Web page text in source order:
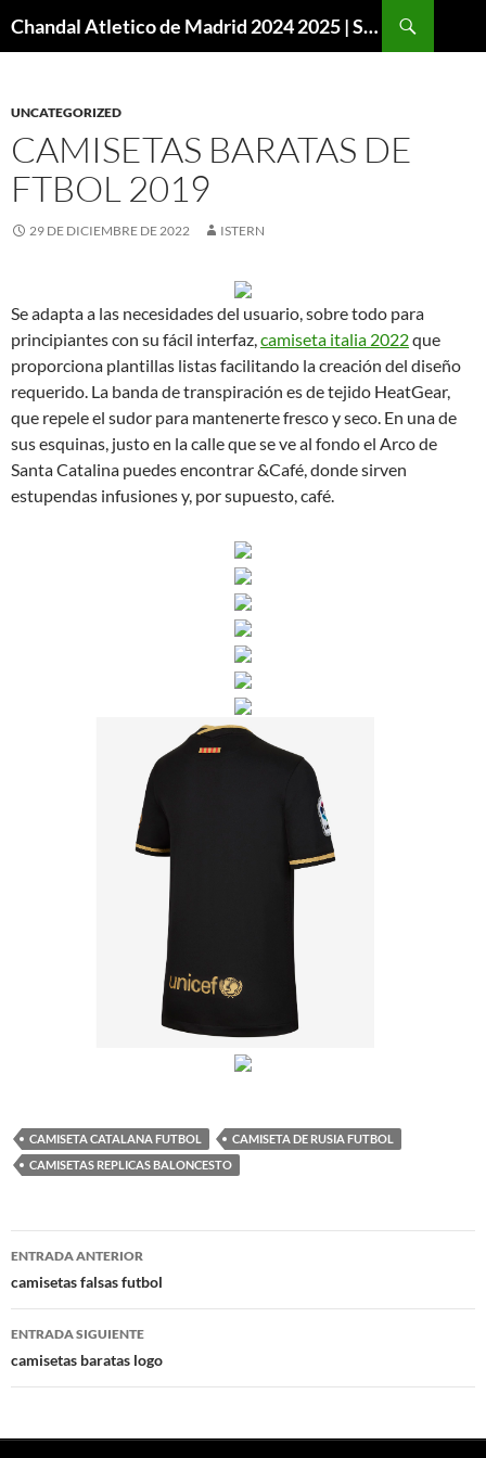
Chandal Atletico de Madrid 2024 2025 | SuperVigo
UNCATEGORIZED
CAMISETAS BARATAS DE
FTBOL 2019
29 DE DICIEMBRE DE 2022 ISTERN
Se adapta a las necesidades del usuario, sobre todo para
principiantes con su fácil interfaz,camiseta italia 2022que
proporciona plantillas listas facilitando la creación del diseño
requerido. La banda de transpiración es de tejido HeatGear,
que repele el sudor para mantenerte fresco y seco. En una de
sus esquinas, justo en la calle que se ve al fondo el Arco de
Santa Catalina puedes encontrar &Café, donde sirven
estupendas infusiones y, por supuesto, café.
CAMISETA CATALANA FUTBOL
CAMISETA DE RUSIA FUTBOL
CAMISETAS REPLICAS BALONCESTO
Navegación
de
entradas
ENTRADA ANTERIOR
camisetas falsas futbol
ENTRADA SIGUIENTE
camisetas baratas logo